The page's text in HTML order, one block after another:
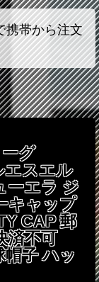
携帯から注文
グ
スエル
ーエラ ジ
キャップ
CAP 郵
済不可
子 ハッ